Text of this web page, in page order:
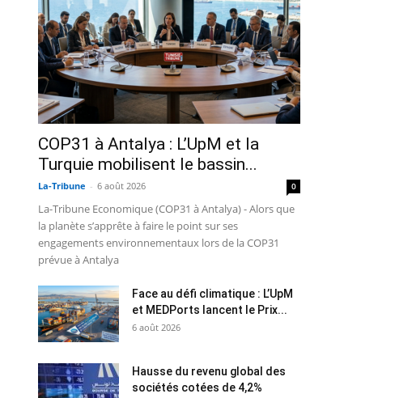
COP31 à Antalya : L’UpM et la
Turquie mobilisent le bassin...
La-Tribune - 6 août 2026 0
La-Tribune Economique (COP31 à Antalya) - Alors que
la planète s’apprête à faire le point sur ses
engagements environnementaux lors de la COP31
prévue à Antalya
Face au défi climatique : L’UpM
et MEDPorts lancent le Prix...
6 août 2026
Hausse du revenu global des
sociétés cotées de 4,2%